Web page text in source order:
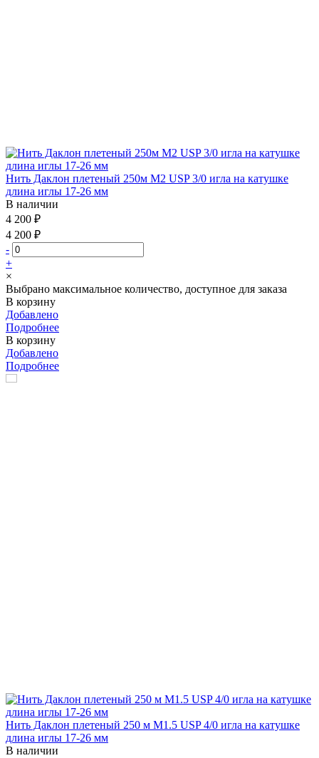
Нить Даклон плетеный 250м М2 USP 3/0 игла на катушке
длина иглы 17-26 мм
В наличии
4 200 ₽
4 200 ₽
-
+
×
Выбрано максимальное количество, доступное для заказа
В корзину
Добавлено
Подробнее
В корзину
Добавлено
Подробнее
Нить Даклон плетеный 250 м М1.5 USP 4/0 игла на катушке
длина иглы 17-26 мм
В наличии